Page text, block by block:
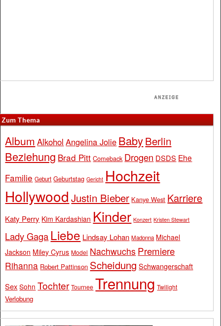
Zum Thema
Album Alkohol Angelina Jolie BabyBerlin
Beziehung Brad Pitt Comeback Drogen DSDS Ehe
Familie Geburt Geburtstag Gericht Hochzeit
Hollywood Justin Bieber Kanye West Karriere
Katy Perry Kim Kardashian Kinder Konzert Kristen Stewart
Lady Gaga Liebe Lindsay Lohan Madonna Michael
Jackson Miley Cyrus Model Nachwuchs Premiere
Rihanna Robert Pattinson Scheidung Schwangerschaft
Sex Sohn Tochter Tournee Trennung Twilight
Verlobung